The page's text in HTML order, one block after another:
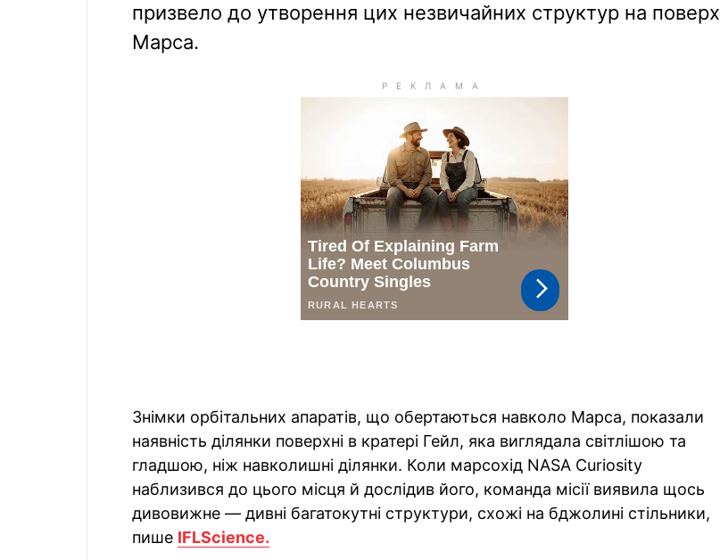
призвело до утворення цих незвичайних структур на
Марса.
Знімки орбітальних апаратів, що обертаються навколо Марса, показали
наявність ділянки поверхні в кратері Гейл, яка виглядала світлішою та
гладшою, ніж навколишні ділянки. Коли марсохід NASA Curiosity
наблизився до цього місця й дослідив його, команда місії виявила щось
дивовижне — дивні багатокутні структури, схожі на бджолині стільники,
пише IFLScience.